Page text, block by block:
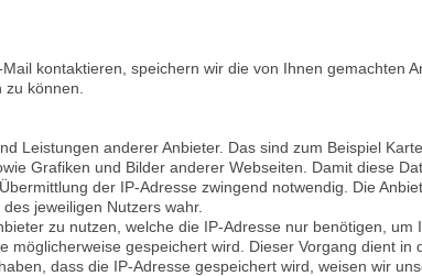
kontaktieren, speichern wir die von Ihnen gemachten
können.
Leistungen anderer Anbieter. Das sind zum Beispiel
Grafiken und Bilder anderer Webseiten. Damit diese
der IP-Adresse zwingend notwendig. Die
jeweiligen Nutzers wahr.
zu nutzen, welche die IP-Adresse nur benötigen, um
möglicherweise gespeichert wird. Dieser Vorgang dient in
dass die IP-Adresse gespeichert wird, weisen wir